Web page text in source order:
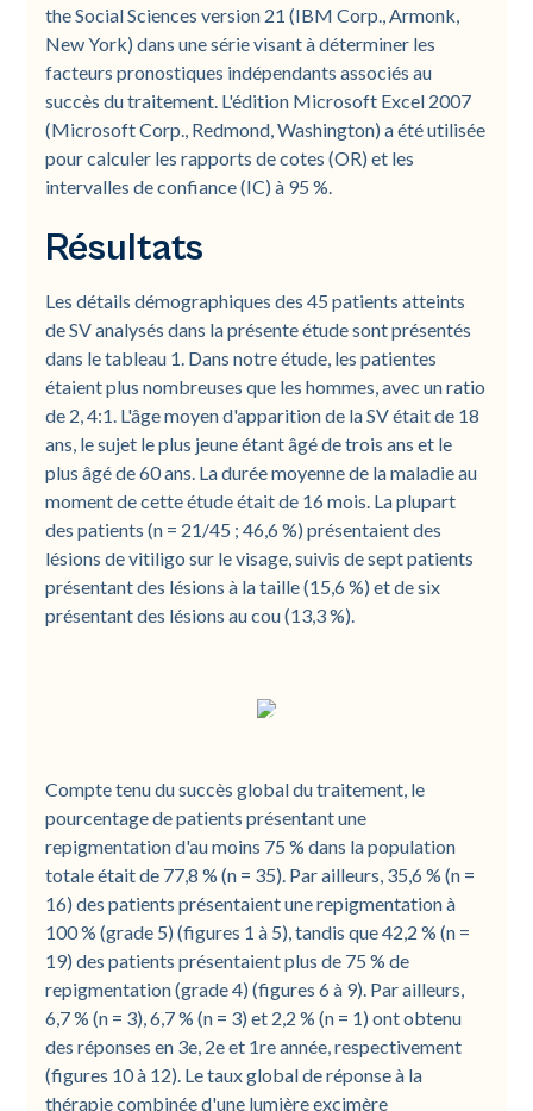
the Social Sciences version 21 (IBM Corp., Armonk,
New York) dans une série visant à déterminer les
facteurs pronostiques indépendants associés au
succès du traitement. L'édition Microsoft Excel 2007
(Microsoft Corp., Redmond, Washington) a été utilisée
pour calculer les rapports de cotes (OR) et les
intervalles de confiance (IC) à 95 %.
Résultats
Les détails démographiques des 45 patients atteints
de SV analysés dans la présente étude sont présentés
dans le tableau 1. Dans notre étude, les patientes
étaient plus nombreuses que les hommes, avec un ratio
de 2, 4:1. L'âge moyen d'apparition de la SV était de 18
ans, le sujet le plus jeune étant âgé de trois ans et le
plus âgé de 60 ans. La durée moyenne de la maladie au
moment de cette étude était de 16 mois. La plupart
des patients (n = 21/45 ; 46,6 %) présentaient des
lésions de vitiligo sur le visage, suivis de sept patients
présentant des lésions à la taille (15,6 %) et de six
présentant des lésions au cou (13,3 %).
Compte tenu du succès global du traitement, le
pourcentage de patients présentant une
repigmentation d'au moins 75 % dans la population
totale était de 77,8 % (n = 35). Par ailleurs, 35,6 % (n =
16) des patients présentaient une repigmentation à
100 % (grade 5) (figures 1 à 5), tandis que 42,2 % (n =
19) des patients présentaient plus de 75 % de
repigmentation (grade 4) (figures 6 à 9). Par ailleurs,
6,7 % (n = 3), 6,7 % (n = 3) et 2,2 % (n = 1) ont obtenu
des réponses en 3e, 2e et 1re année, respectivement
(figures 10 à 12). Le taux global de réponse à la
thérapie combinée d'une lumière excimère